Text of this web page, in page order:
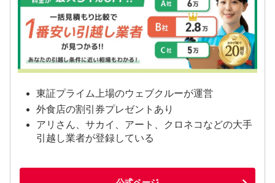
東証プライム上場のウェブクルーが運営
外食店の割引券プレゼントあり
アリさん、サカイ、アート、クロネコなどの大手
引越し業者が登録している